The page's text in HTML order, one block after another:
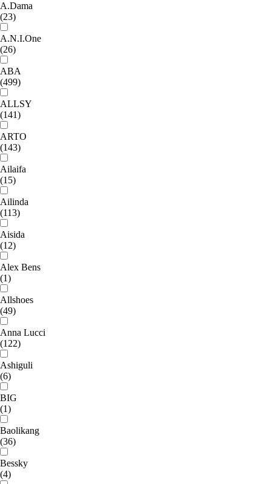
A.Dama
(23)
A.N.I.One
(26)
ABA
(499)
ALLSY
(141)
ARTO
(143)
Ailaifa
(15)
Ailinda
(113)
Aisida
(12)
Alex Bens
(1)
Allshoes
(49)
Anna Lucci
(122)
Ashiguli
(6)
BIG
(1)
Baolikang
(36)
Bessky
(4)